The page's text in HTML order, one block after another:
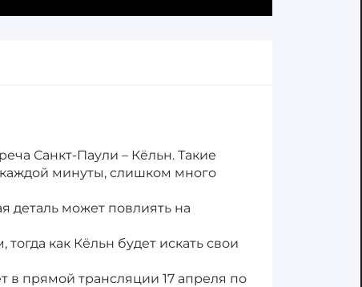
Санкт-Паули – Кёльн. Такие
минуты, слишком много
может повлиять на
как Кёльн будет искать свои
в прямой трансляции 17 апреля по